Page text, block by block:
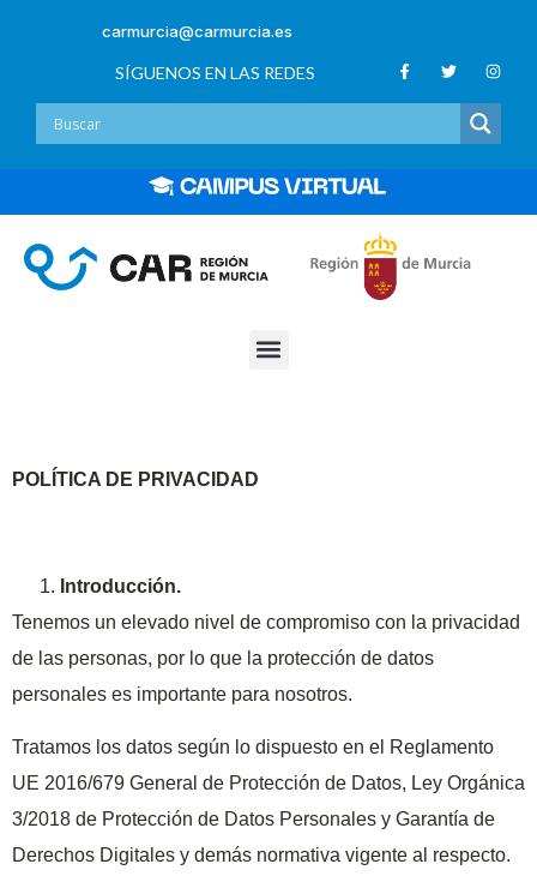
carmurcia@carmurcia.es
SÍGUENOS EN LAS REDES
POLÍTICA DE PRIVACIDAD
Introducción.
Tenemos un elevado nivel de compromiso con la privacidad
de las personas, por lo que la protección de datos
personales es importante para nosotros.
Tratamos los datos según lo dispuesto en el Reglamento
UE 2016/679 General de Protección de Datos, Ley Orgánica
3/2018 de Protección de Datos Personales y Garantía de
Derechos Digitales y demás normativa vigente al respecto.